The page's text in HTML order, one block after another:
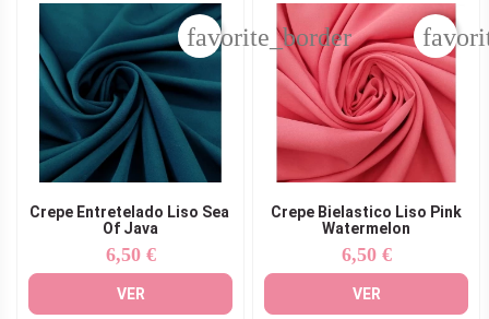
Crepe Entretelado Liso Sea ​​
Of ​​Java
Precio
6,50 €
VER
favorite_border
Crepe Bielastico Liso Pink
Watermelon
Precio
6,50 €
VER